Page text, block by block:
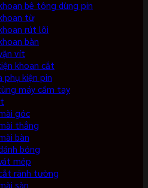
bê tông dùng pin
từ
rút lõi
bàn
vít
khoan cắt
phụ kiện pin
máy cầm tay
góc
thẳng
bàn
bóng
mép
rãnh tường
sàn